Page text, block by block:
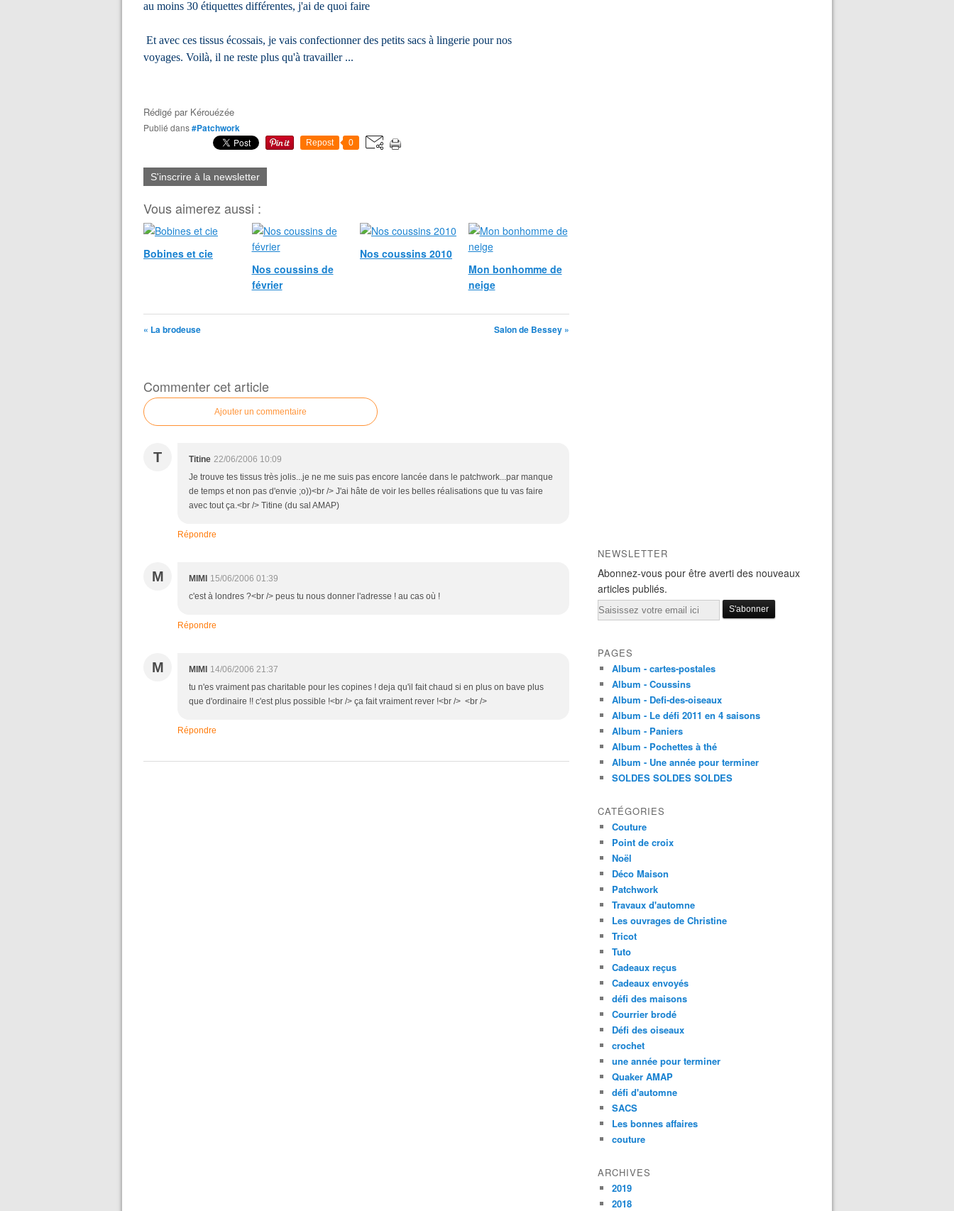
au moins 30 étiquettes différentes, j'ai de quoi faire
Et avec ces tissus écossais, je vais confectionner des petits sacs à lingerie pour nos
voyages. Voilà, il ne reste plus qu'à travailler ...
Rédigé par Kérouézée
Publié dans#Patchwork
Repost 0
S'inscrire à la newsletter
Vous aimerez aussi :
Bobines et cie
Nos coussins de
février
Nos coussins 2010
Mon bonhomme de
neige
« La brodeuse Salon de Bessey »
Commenter cet article
Ajouter un commentaire
T Titine 22/06/2006 10:09
Je trouve tes tissus très jolis...je ne me suis pas encore lancée dans le patchwork...par manque
de temps et non pas d'envie ;o))<br /> J'ai hâte de voir les belles réalisations que tu vas faire
avec tout ça.<br /> Titine (du sal AMAP)
Répondre
M MIMI
15/06/2006 01:39
c'est à londres ?<br /> peus tu nous donner l'adresse ! au cas où !
Répondre
M MIMI
14/06/2006 21:37
tu n'es vraiment pas charitable pour les copines ! deja qu'il fait chaud si en plus on bave plus
que d'ordinaire !! c'est plus possible !<br /> ça fait vraiment rever !<br /> <br />
Répondre
NEWSLETTER
Abonnez-vous pour être averti des nouveaux
articles publiés.
Email
PAGES
Album - cartes-postales
Album - Coussins
Album - Defi-des-oiseaux
Album - Le défi 2011 en 4 saisons
Album - Paniers
Album - Pochettes à thé
Album - Une année pour terminer
SOLDES SOLDES SOLDES
CATÉGORIES
Couture
Point de croix
Noël
Déco Maison
Patchwork
Travaux d'automne
Les ouvrages de Christine
Tricot
Tuto
Cadeaux reçus
Cadeaux envoyés
défi des maisons
Courrier brodé
Défi des oiseaux
crochet
une année pour terminer
Quaker AMAP
défi d'automne
SACS
Les bonnes affaires
couture
ARCHIVES
2019
2018